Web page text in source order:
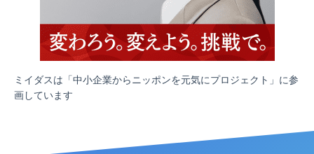
ミイダスは「中小企業からニッポンを元気にプロジェクト」に参
画しています